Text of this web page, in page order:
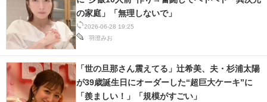
2026-06-28 19:25
羽澄みお
の家庭」「無理しないで」
「世の旦那さん震えてる」辻希美、夫・杉浦太陽
が39歳誕生日にオーダーした“超巨大ケーキ”に
「羨ましい！」「規模がすごい」